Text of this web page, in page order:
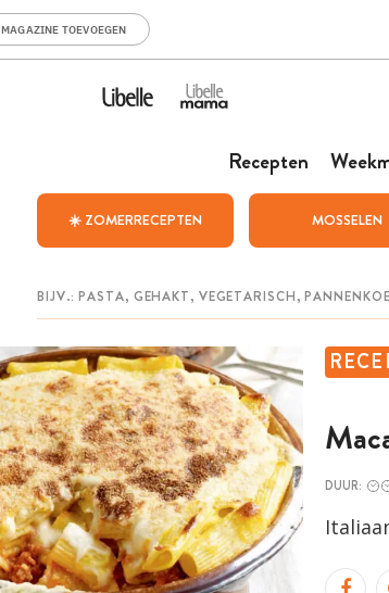
MAGAZINE TOEVOEGEN
Recepten
☀️ ZOMERRECEPTEN MOSSELEN
DUUR: